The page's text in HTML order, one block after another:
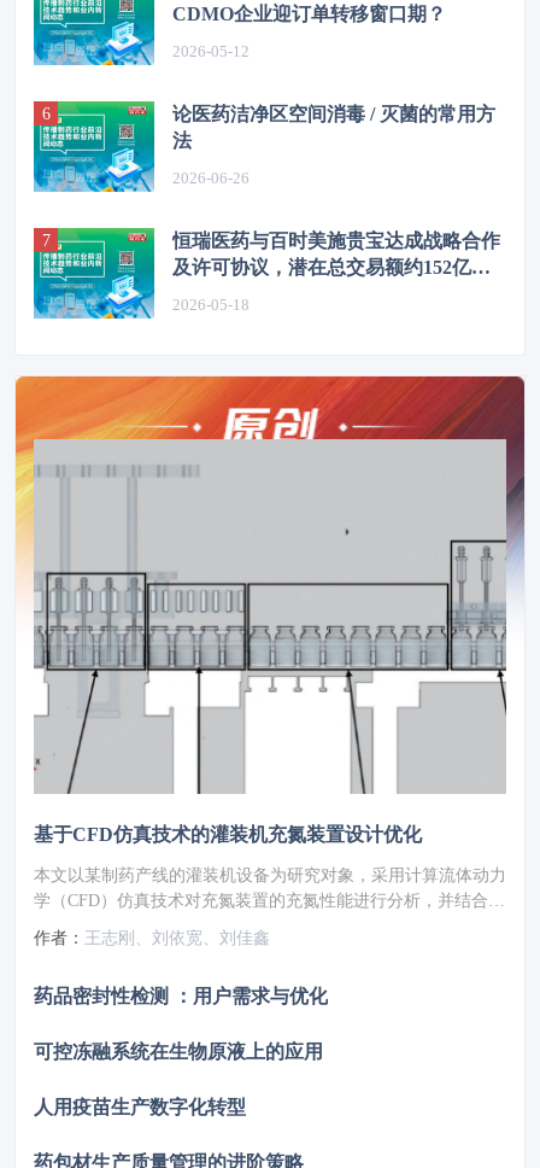
CDMO企业迎订单转移窗口期？
2026-05-12
论医药洁净区空间消毒 / 灭菌的常用方
法
2026-06-26
恒瑞医药与百时美施贵宝达成战略合作
及许可协议，潜在总交易额约152亿美
2026-05-18
基于CFD仿真技术的灌装机充氮装置设计优化
本文以某制药产线的灌装机设备为研究对象，采用计算流体动力
学（CFD）仿真技术对充氮装置的充氮性能进行分析，并结合分
析结果对氮幕结构进行了优化设计。随后，针对优化方案进行性
能仿真验证，结果显示优化后的顶空残氧量降低至0.252%。为
进行性能测试，测得的顶空残氧量为0.68%，这一结果满足了小
作者： 王志刚、刘依宽、刘佳鑫
药品密封性检测 ：用户需求与优化
可控冻融系统在生物原液上的应用
人用疫苗生产数字化转型
药包材生产质量管理的进阶策略